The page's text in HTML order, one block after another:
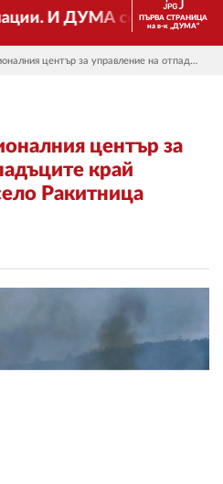
И ДУМА се променя и
ПЪРВА СТРАНИЦА
на в-к „ДУМА“
Пожар гори в Регионалния център за управление на отпадъците край старозагорското село Ракитница
център за
край
Ракитница